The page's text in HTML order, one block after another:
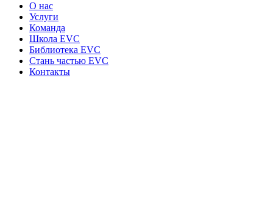
О нас
Услуги
Команда
Школа EVC
Библиотека EVC
Стань частью EVC
Контакты